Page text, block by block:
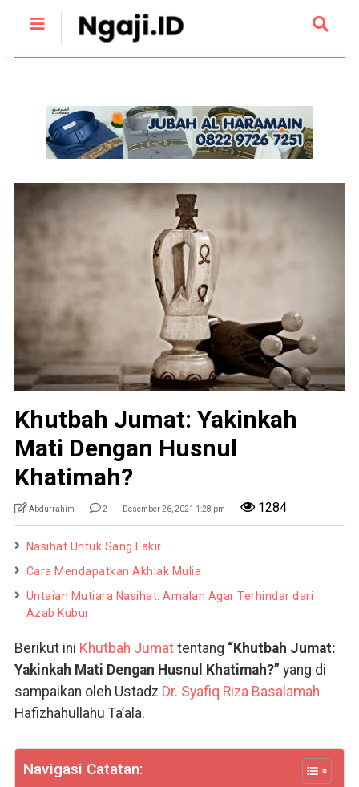
Khutbah Jumat: Yakinkah
Mati Dengan Husnul
Khatimah?
Abdurrahim 2 Desember 26, 2021 1:28 pm 1284
Nasihat Untuk Sang Fakir
Cara Mendapatkan Akhlak Mulia
Untaian Mutiara Nasihat: Amalan Agar Terhindar dari
Azab Kubur
Berikut ini Khutbah Jumattentang “Khutbah Jumat:
Yakinkah Mati Dengan Husnul Khatimah?” yang di
sampaikan oleh Ustadz Dr. Syafiq Riza Basalamah
Hafizhahullahu Ta’ala.
Navigasi Catatan: